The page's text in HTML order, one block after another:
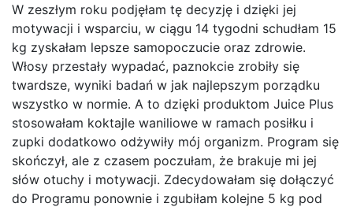
W zeszłym roku podjęłam tę decyzję i dzięki jej
motywacji i wsparciu, w ciągu 14 tygodni schudłam 15
kg zyskałam lepsze samopoczucie oraz zdrowie.
Włosy przestały wypadać, paznokcie zrobiły się
twardsze, wyniki badań w jak najlepszym porządku
wszystko w normie. A to dzięki produktom Juice Plus
stosowałam koktajle waniliowe w ramach posiłku i
zupki dodatkowo odżywiły mój organizm. Program się
skończył, ale z czasem poczułam, że brakuje mi jej
słów otuchy i motywacji. Zdecydowałam się dołączyć
do Programu ponownie i zgubiłam kolejne 5 kg pod